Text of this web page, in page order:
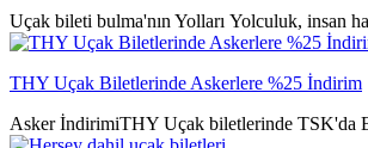
Uçak bileti bulma'nın Yolları Yolculuk, insan
THY Uçak Biletlerinde Askerlere %25 İndirim
Asker İndirimiTHY Uçak biletlerinde TSK'da